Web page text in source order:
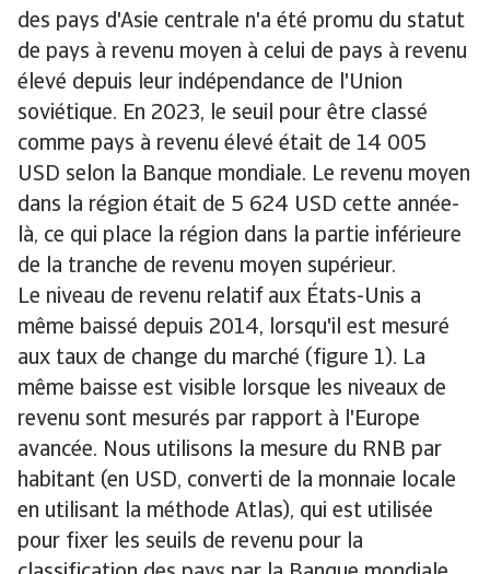
des pays d'Asie centrale n'a été promu du statut
de pays à revenu moyen à celui de pays à revenu
élevé depuis leur indépendance de l'Union
soviétique. En 2023, le seuil pour être classé
comme pays à revenu élevé était de 14 005
USD selon la Banque mondiale. Le revenu moyen
dans la région était de 5 624 USD cette année-
là, ce qui place la région dans la partie inférieure
de la tranche de revenu moyen supérieur.
Le niveau de revenu relatif aux États-Unis a
même baissé depuis 2014, lorsqu'il est mesuré
aux taux de change du marché (figure 1). La
même baisse est visible lorsque les niveaux de
revenu sont mesurés par rapport à l'Europe
avancée. Nous utilisons la mesure du RNB par
habitant (en USD, converti de la monnaie locale
en utilisant la méthode Atlas), qui est utilisée
pour fixer les seuils de revenu pour la